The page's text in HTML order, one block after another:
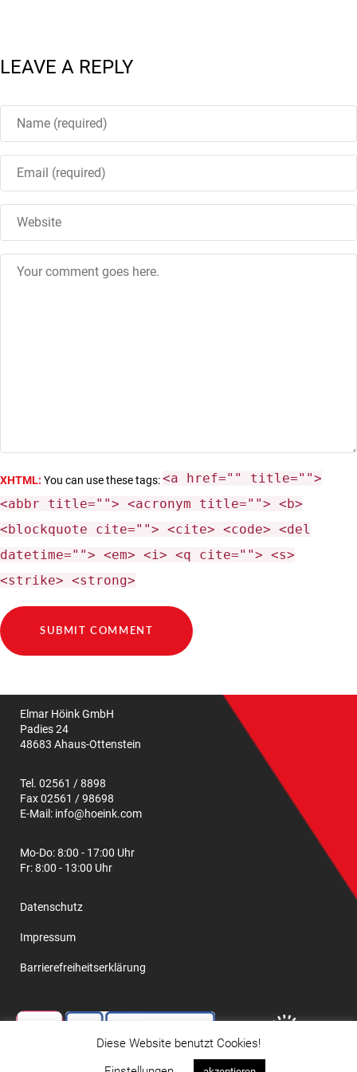
LEAVE A REPLY
XHTML: You can use these tags:<a href="" title="">
<abbr title=""> <acronym title=""> <b>
<blockquote cite=""> <cite> <code> <del
datetime=""> <em> <i> <q cite=""> <s>
<strike> <strong>
Elmar Höink GmbH
Padies 24
48683 Ahaus-Ottenstein
Tel. 02561 / 8898
Fax 02561 / 98698
E-Mail: info@hoeink.com
Mo-Do: 8:00 - 17:00 Uhr
Fr: 8:00 - 13:00 Uhr
Datenschutz
Impressum
Barrierefreiheitserklärung
Diese Website benutzt Cookies!